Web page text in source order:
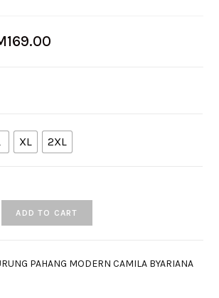
169.00
XL 2XL
ADD TO CART
PAHANG MODERN CAMILA BYARIANA